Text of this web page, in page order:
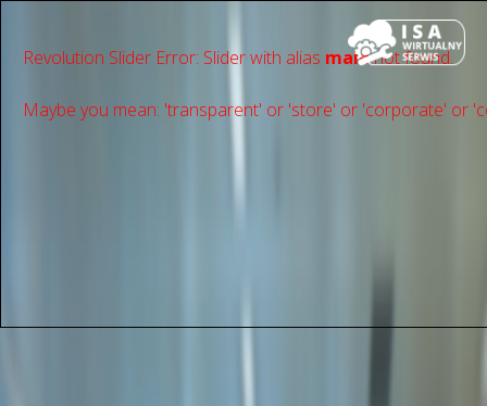
Revolution Slider Error: Slider with alias mainnot found.
Maybe you mean: 'transparent' or 'store' or 'сorporate' or